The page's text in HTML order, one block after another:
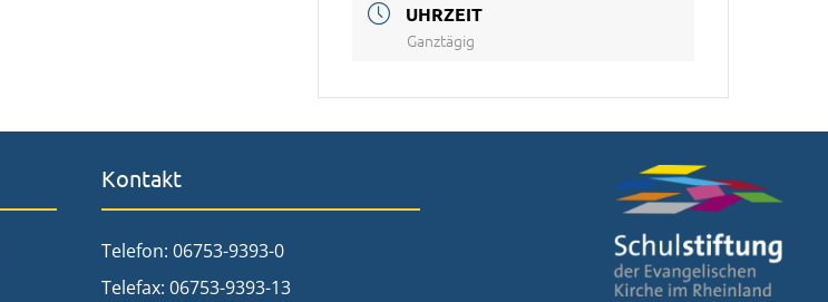
UHRZEIT
Ganztägig
Kontakt
Telefon: 06753-9393-0
Telefax: 06753-9393-13